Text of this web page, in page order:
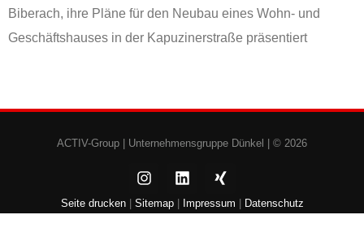
Biberach, ihre Pläne für den Neubau eines Wohn- und
Geschäftshauses in der Kapuzinerstraße präsentiert
ACTIV-Group | Unternehmensgruppe Dünkel | © 2026
Seite drucken Sitemap| Impressum Datenschutz